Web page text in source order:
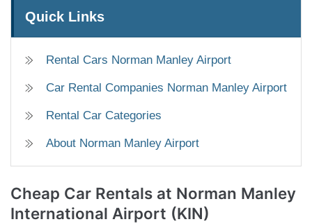
Quick Links
Rental Cars Norman Manley Airport
Car Rental Companies Norman Manley Airport
Rental Car Categories
About Norman Manley Airport
Cheap Car Rentals at Norman Manley
International Airport (KIN)